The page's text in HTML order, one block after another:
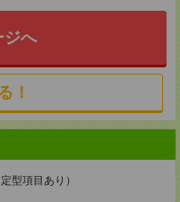
ジへ
！
型項目あり）